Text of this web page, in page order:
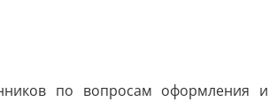
по вопросам оформления и